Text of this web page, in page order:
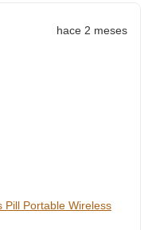
hace 2 meses
Pill Portable Wireless